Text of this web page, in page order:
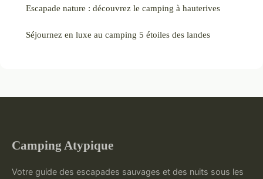
Escapade nature : découvrez le camping à hauterives
Séjournez en luxe au camping 5 étoiles des landes
Camping Atypique
Votre guide des escapades sauvages et des nuits sous les